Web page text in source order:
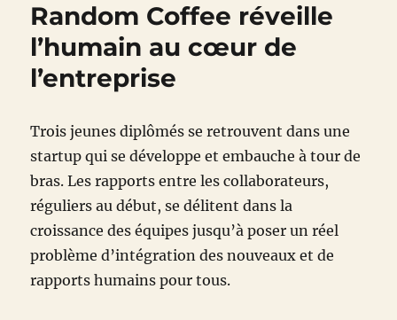
Random Coffee réveille
l’humain au cœur de
l’entreprise
Trois jeunes diplômés se retrouvent dans une
startup qui se développe et embauche à tour de
bras. Les rapports entre les collaborateurs,
réguliers au début, se délitent dans la
croissance des équipes jusqu’à poser un réel
problème d’intégration des nouveaux et de
rapports humains pour tous.